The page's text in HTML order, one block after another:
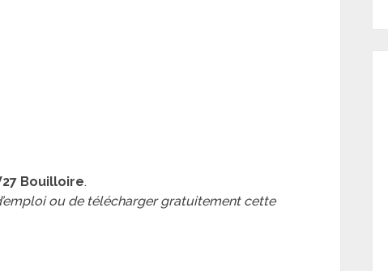
Bouilloire.
ou de télécharger gratuitement cette